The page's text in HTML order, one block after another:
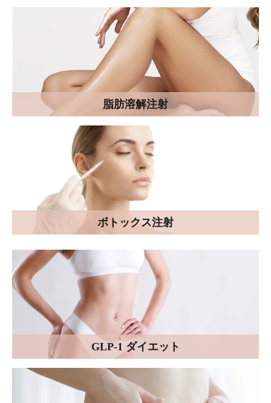
脂肪溶解注射
ボトックス注射
GLP-1 ダイエット